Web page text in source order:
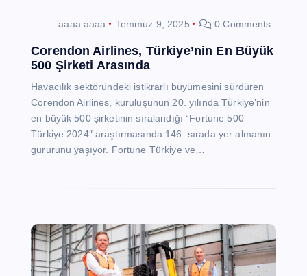
aaaa aaaa Temmuz 9, 2025 0 Comments
Corendon Airlines, Türkiye’nin En Büyük
500 Şirketi Arasında
Havacılık sektöründeki istikrarlı büyümesini sürdüren
Corendon Airlines, kuruluşunun 20. yılında Türkiye’nin
en büyük 500 şirketinin sıralandığı “Fortune 500
Türkiye 2024″ araştırmasında 146. sırada yer almanın
gururunu yaşıyor. Fortune Türkiye ve…